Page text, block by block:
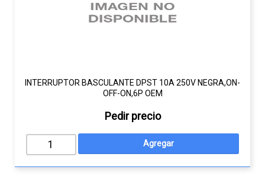
INTERRUPTOR BASCULANTE DPST 10A 250V NEGRA,ON-
OFF-ON,6P OEM
Pedir precio